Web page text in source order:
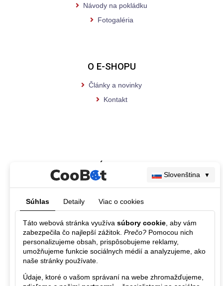
Návody na pokládku
Fotogaléria
O E-SHOPU
Články a novinky
Kontakt
SLEDUJTE NÁS NA FACEBOOKU
Slovenština ▼
Súhlas Detaily Viac o cookies
Táto webová stránka využíva súbory cookie , aby vám
zabezpečila čo najlepší zážitok. Prečo? Pomocou nich
personalizujeme obsah, prispôsobujeme reklamy,
umožňujeme funkcie sociálnych médií a analyzujeme, ako
naše stránky používate.
Údaje, ktoré o vašom správaní na webe zhromažďujeme,